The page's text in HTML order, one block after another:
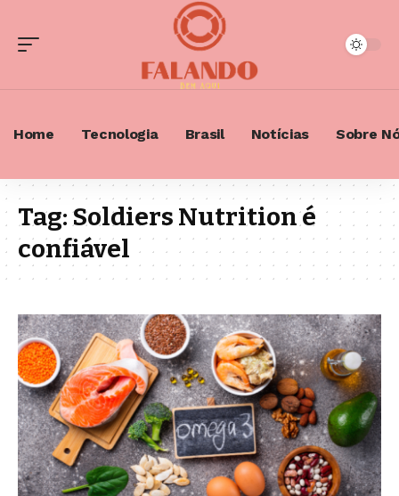
Home Tecnologia Brasil Notícias Sobre
Tag:Soldiers Nutrition é
confiável